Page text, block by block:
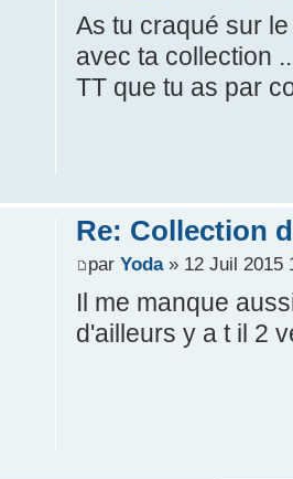
As tu craqué sur
avec ta collection
TT que tu as par
Re: Collection
par Yoda» 12 Juil 2015
Il me manque
d'ailleurs y a t il 2